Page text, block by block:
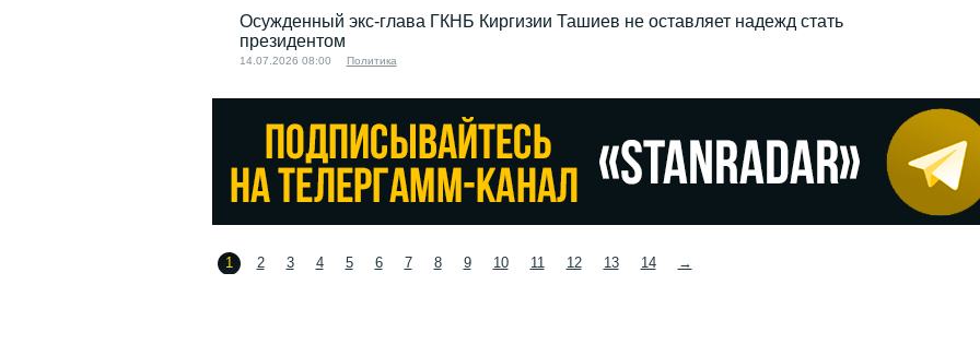
Осужденный экс-глава ГКНБ Киргизии Ташиев не оставляет надежд стать
президентом
14.07.2026 08:00 Политика
1 2 3 4 5 6 7 8 9 10 11 12 13 14 →